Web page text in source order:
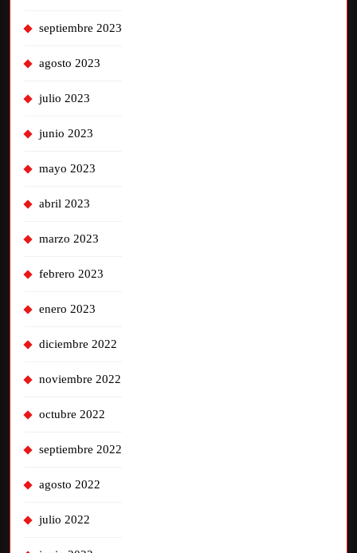
septiembre 2023
agosto 2023
julio 2023
junio 2023
mayo 2023
abril 2023
marzo 2023
febrero 2023
enero 2023
diciembre 2022
noviembre 2022
octubre 2022
septiembre 2022
agosto 2022
julio 2022